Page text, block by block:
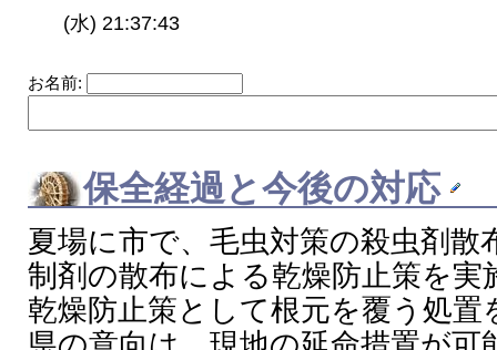
(水) 21:37:43
お名前:
保全経過と今後の対応
夏場に市で、毛虫対策の殺虫剤散
制剤の散布による乾燥防止策を
乾燥防止策として根元を覆う処